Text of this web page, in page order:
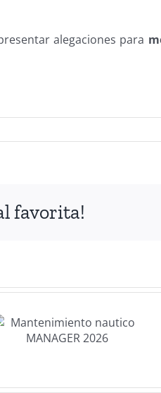
alegaciones para
favorita!
Navionics
Platinum+